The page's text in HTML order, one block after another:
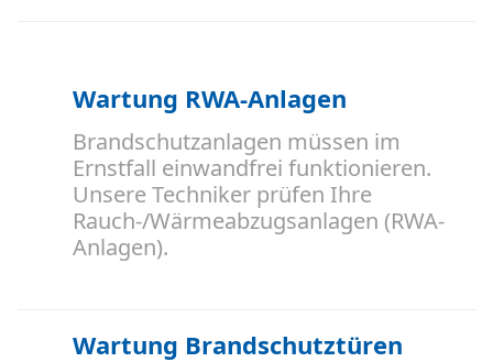
Wartung RWA-Anlagen
Brandschutzanlagen müssen im
Ernstfall einwandfrei funktionieren.
Unsere Techniker prüfen Ihre
Rauch-/Wärmeabzugsanlagen (RWA-
Anlagen).
Wartung Brandschutztüren